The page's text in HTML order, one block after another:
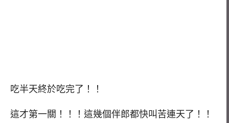
吃半天終於吃完了！！
這才第一關！！！這幾個伴郎都快叫苦連天了！！